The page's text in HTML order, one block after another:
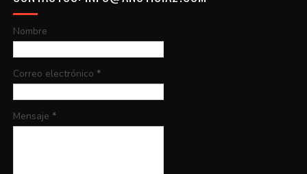
Nombre
Correo electrónico *
Mensaje *